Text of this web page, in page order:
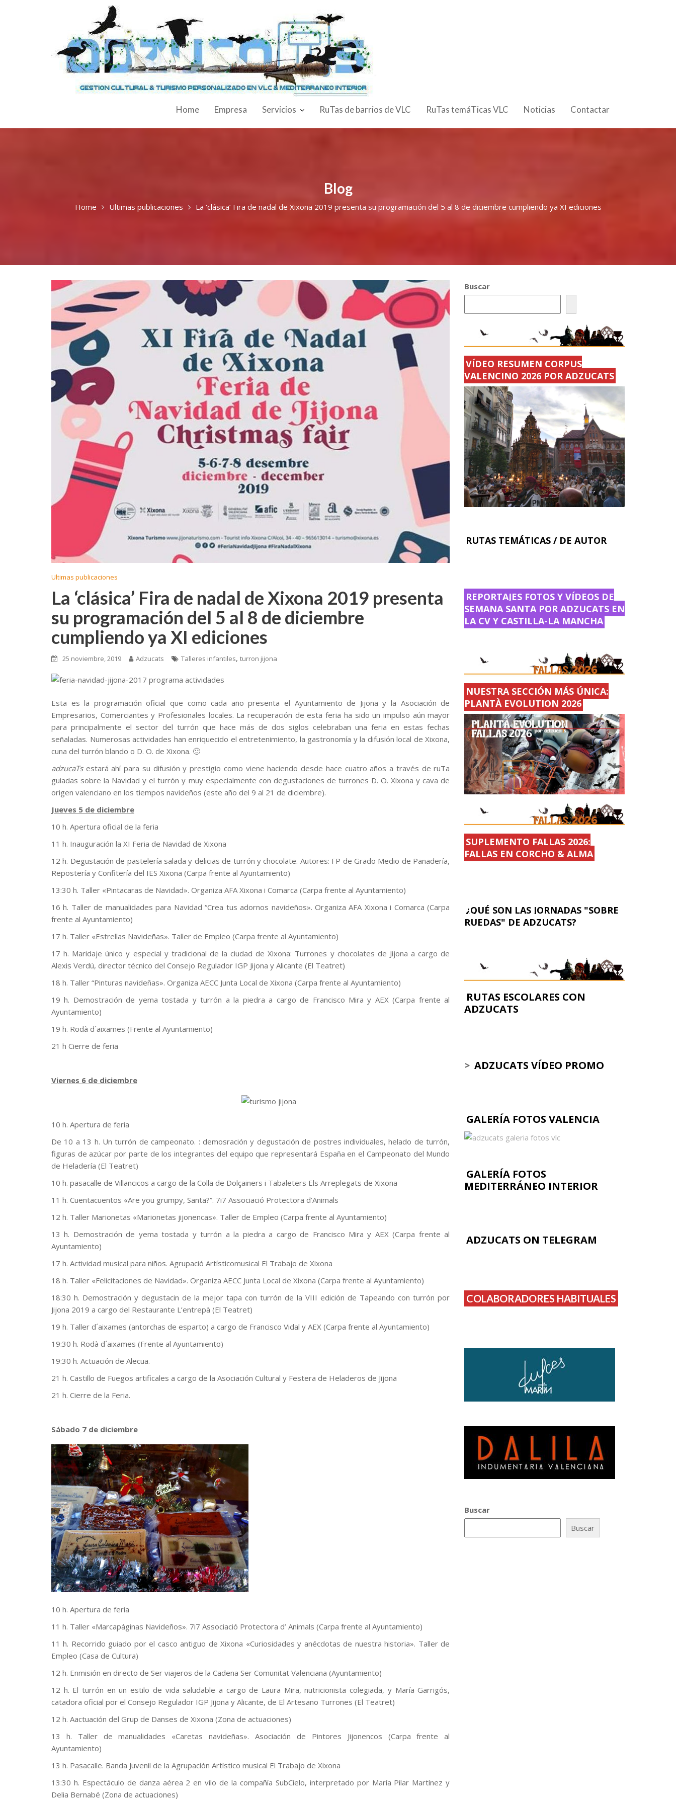
Home Empresa Servicios RuTas de barrios de VLC RuTas temáTicas VLC Noticias Contactar
Blog
Home Ultimas publicaciones La ‘clásica’ Fira de nadal de Xixona 2019 presenta su programación del 5 al 8 de diciembre cumpliendo ya XI ediciones
Ultimas publicaciones
La ‘clásica’ Fira de nadal de Xixona 2019 presenta
su programación del 5 al 8 de diciembre
cumpliendo ya XI ediciones
25 noviembre, 2019 Adzucats Talleres infantiles, turron jijona
Esta es la programación oficial que como cada año presenta el Ayuntamiento de Jijona y la Asociación de
Empresarios, Comerciantes y Profesionales locales. La recuperación de esta feria ha sido un impulso aún mayor
para principalmente el sector del turrón que hace más de dos siglos celebraban una feria en estas fechas
señaladas. Numerosas actividades han enriquecido el entretenimiento, la gastronomía y la difusión local de Xixona,
cuna del turrón blando o D. O. de Xixona. 🙂
adzucaTs estará ahí para su difusión y prestigio como viene haciendo desde hace cuatro años a través de ruTa
guiadas sobre la Navidad y el turrón y muy especialmente con degustaciones de turrones D. O. Xixona y cava de
origen valenciano en los tiempos navideños (este año del 9 al 21 de diciembre).
Jueves 5 de diciembre
10 h. Apertura oficial de la feria
11 h. Inauguración la XI Feria de Navidad de Xixona
12 h. Degustación de pastelería salada y delicias de turrón y chocolate. Autores: FP de Grado Medio de Panadería,
Repostería y Confitería del IES Xixona (Carpa frente al Ayuntamiento)
13:30 h. Taller «Pintacaras de Navidad». Organiza AFA Xixona i Comarca (Carpa frente al Ayuntamiento)
16 h. Taller de manualidades para Navidad “Crea tus adornos navideños». Organiza AFA Xixona i Comarca (Carpa
frente al Ayuntamiento)
17 h. Taller «Estrellas Navideñas». Taller de Empleo (Carpa frente al Ayuntamiento)
17 h. Maridaje único y especial y tradicional de la ciudad de Xixona: Turrones y chocolates de Jijona a cargo de
Alexis Verdú, director técnico del Consejo Regulador IGP Jijona y Alicante (El Teatret)
18 h. Taller “Pinturas navideñas». Organiza AECC Junta Local de Xixona (Carpa frente al Ayuntamiento)
19 h. Demostración de yema tostada y turrón a la piedra a cargo de Francisco Mira y AEX (Carpa frente al
Ayuntamiento)
19 h. Rodà d´aixames (Frente al Ayuntamiento)
21 h Cierre de feria
Viernes 6 de diciembre
10 h. Apertura de feria
De 10 a 13 h. Un turrón de campeonato. : demosración y degustación de postres individuales, helado de turrón,
figuras de azúcar por parte de los integrantes del equipo que representará España en el Campeonato del Mundo
de Heladería (El Teatret)
10 h. pasacalle de Villancicos a cargo de la Colla de Dolçainers i Tabaleters Els Arreplegats de Xixona
11 h. Cuentacuentos «Are you grumpy, Santa?”. 7i7 Associació Protectora d’Animals
12 h. Taller Marionetas «Marionetas jijonencas». Taller de Empleo (Carpa frente al Ayuntamiento)
13 h. Demostración de yema tostada y turrón a la piedra a cargo de Francisco Mira y AEX (Carpa frente al
Ayuntamiento)
17 h. Actividad musical para niños. Agrupació Artísticomusical El Trabajo de Xixona
18 h. Taller «Felicitaciones de Navidad». Organiza AECC Junta Local de Xixona (Carpa frente al Ayuntamiento)
18:30 h. Demostración y degustacin de la mejor tapa con turrón de la VIII edición de Tapeando con turrón por
Jijona 2019 a cargo del Restaurante L’entrepà (El Teatret)
19 h. Taller d´aixames (antorchas de esparto) a cargo de Francisco Vidal y AEX (Carpa frente al Ayuntamiento)
19:30 h. Rodà d´aixames (Frente al Ayuntamiento)
19:30 h. Actuación de Alecua.
21 h. Castillo de Fuegos artificales a cargo de la Asociación Cultural y Festera de Heladeros de Jijona
21 h. Cierre de la Feria.
Sábado 7 de diciembre
10 h. Apertura de feria
11 h. Taller «Marcapáginas Navideños». 7i7 Associació Protectora d’ Animals (Carpa frente al Ayuntamiento)
11 h. Recorrido guiado por el casco antiguo de Xixona «Curiosidades y anécdotas de nuestra historia». Taller de
Empleo (Casa de Cultura)
12 h. Enmisión en directo de Ser viajeros de la Cadena Ser Comunitat Valenciana (Ayuntamiento)
12 h. El turrón en un estilo de vida saludable a cargo de Laura Mira, nutricionista colegiada, y María Garrigós,
catadora oficial por el Consejo Regulador IGP Jijona y Alicante, de El Artesano Turrones (El Teatret)
12 h. Aactuación del Grup de Danses de Xixona (Zona de actuaciones)
13 h. Taller de manualidades «Caretas navideñas». Asociación de Pintores Jijonencos (Carpa frente al
Ayuntamiento)
13 h. Pasacalle. Banda Juvenil de la Agrupación Artístico musical El Trabajo de Xixona
13:30 h. Espectáculo de danza aérea 2 en vilo de la compañía SubCielo, interpretado por María Pilar Martínez y
Delia Bernabé (Zona de actuaciones)
Buscar
VÍDEO RESUMEN CORPUS
VALENCINO 2026 POR ADZUCATS
RUTAS TEMÁTICAS / DE AUTOR
REPORTAJES FOTOS Y VÍDEOS DE
SEMANA SANTA POR ADZUCATS EN
LA CV Y CASTILLA-LA MANCHA
NUESTRA SECCIÓN MÁS ÚNICA:
PLANTÀ EVOLUTION 2026
SUPLEMENTO FALLAS 2026:
FALLAS EN CORCHO & ALMA
¿QUÉ SON LAS JORNADAS "SOBRE
RUEDAS" DE ADZUCATS?
RUTAS ESCOLARES CON
ADZUCATS
> ADZUCATS VÍDEO PROMO
GALERÍA FOTOS VALENCIA
GALERÍA FOTOS
MEDITERRÁNEO INTERIOR
ADZUCATS ON TELEGRAM
COLABORADORES HABITUALES
Buscar
Buscar